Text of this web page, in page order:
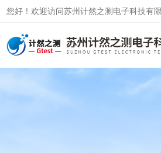
您好！欢迎访问苏州计然之测电子科技有